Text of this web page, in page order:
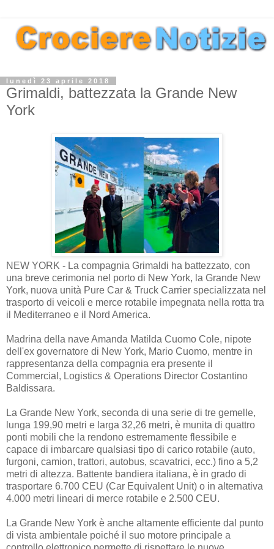
lunedì 23 aprile 2018
Grimaldi, battezzata la Grande New
York
NEW YORK - La compagnia Grimaldi ha battezzato, con
una breve cerimonia nel porto di New York, la Grande New
York, nuova unità Pure Car & Truck Carrier specializzata nel
trasporto di veicoli e merce rotabile impegnata nella rotta tra
il Mediterraneo e il Nord America.
Madrina della nave Amanda Matilda Cuomo Cole, nipote
dell'ex governatore di New York, Mario Cuomo, mentre in
rappresentanza della compagnia era presente il
Commercial, Logistics & Operations Director Costantino
Baldissara.
La Grande New York, seconda di una serie di tre gemelle,
lunga 199,90 metri e larga 32,26 metri, è munita di quattro
ponti mobili che la rendono estremamente flessibile e
capace di imbarcare qualsiasi tipo di carico rotabile (auto,
furgoni, camion, trattori, autobus, scavatrici, ecc.) fino a 5,2
metri di altezza. Battente bandiera italiana, è in grado di
trasportare 6.700 CEU (Car Equivalent Unit) o in alternativa
4.000 metri lineari di merce rotabile e 2.500 CEU.
La Grande New York è anche altamente efficiente dal punto
di vista ambientale poiché il suo motore principale a